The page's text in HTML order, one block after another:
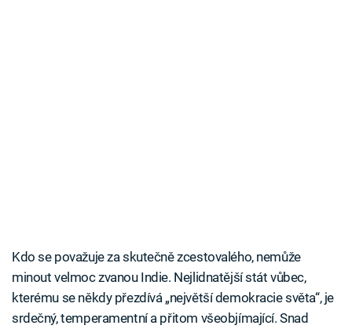
Kdo se považuje za skutečně zcestovalého, nemůže
minout velmoc zvanou Indie. Nejlidnatější stát vůbec,
kterému se někdy přezdívá „největší demokracie světa“, je
srdečný, temperamentní a přitom všeobjímající. Snad